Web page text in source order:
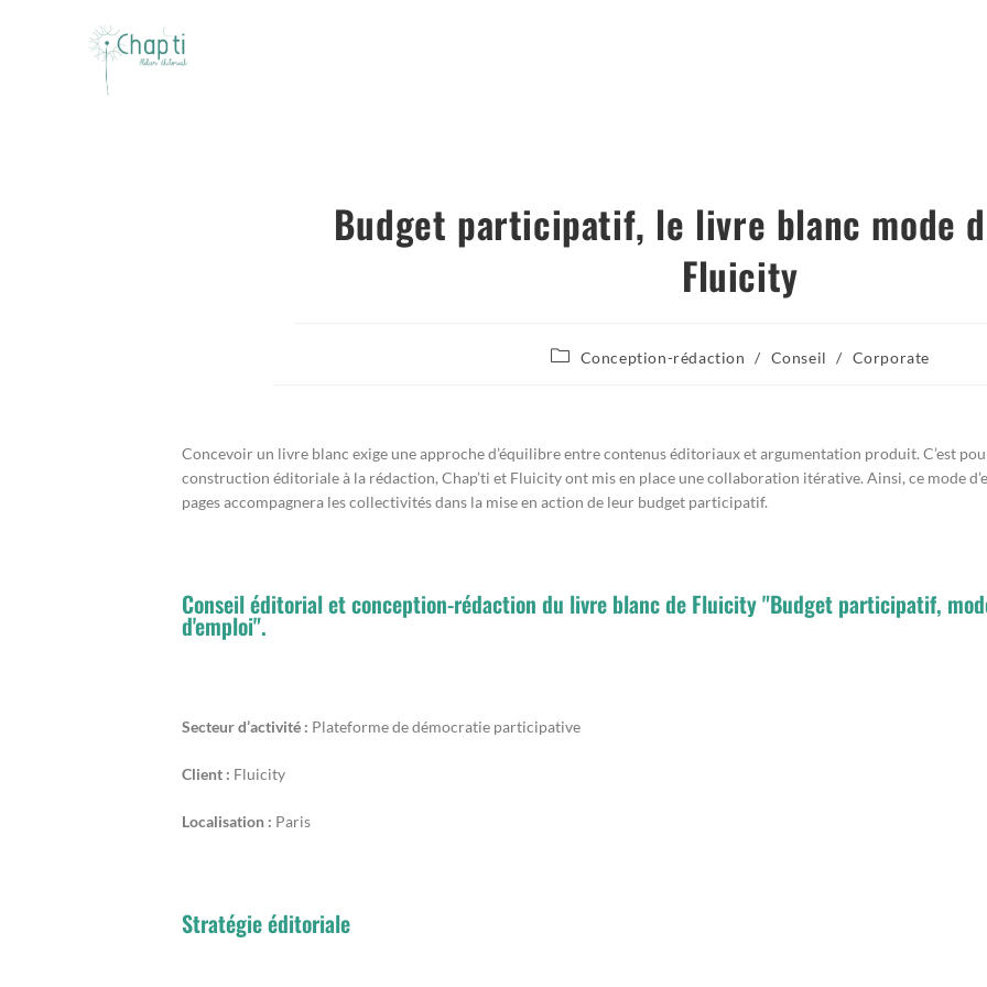
Budget participatif, le livre blanc mode
Fluicity
Conception-rédaction / Conseil / Corporate
Concevoir un livre blanc exige une approche d’équilibre entre contenus éditoriaux et argumentation produit. C’est
construction éditoriale à la rédaction, Chap’ti et Fluicityont mis en place une collaboration itérative. Ainsi, ce mode
pages accompagnera les collectivités dans la mise en action de leur budget participatif.
Conseil éditorial et conception-rédaction du livre blanc de Fluicity "Budget participatif,
d'emploi".
Secteur d’activité : Plateforme de démocratie participative
Client : Fluicity
Localisation : Paris
Stratégie éditoriale